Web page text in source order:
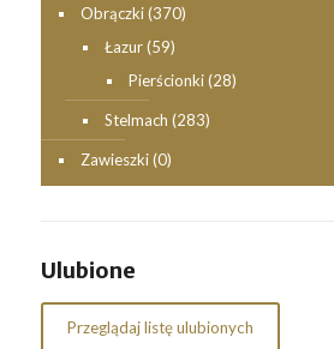
Obrączki (370)
Łazur (59)
Pierścionki (28)
Stelmach (283)
Zawieszki (0)
Ulubione
Przeglądaj listę ulubionych